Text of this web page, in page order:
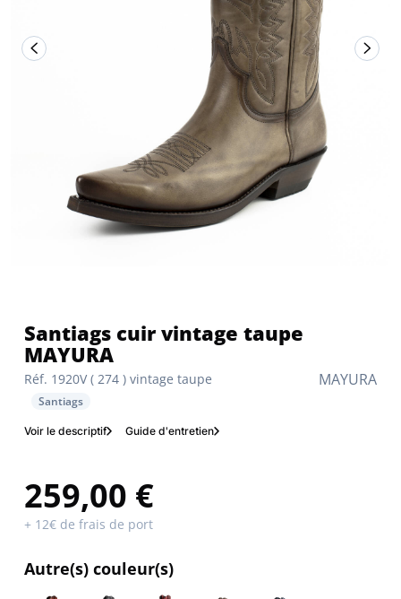
MAYURA
Réf. 1920V ( 274 ) vintage taupe
Santiags cuir vintage taupe
MAYURA
Santiags
Voir le descriptif Guide d'entretien
259,00 €
+ 12€ de frais de port
Autre(s) couleur(s)